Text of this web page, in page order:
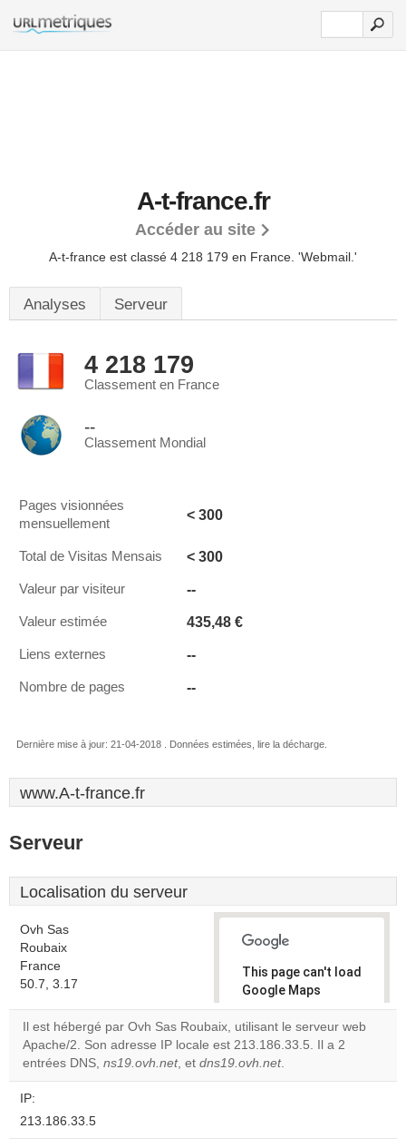
A-t-france.fr
Accéder au site
A-t-france est classé 4 218 179 en France. 'Webmail.'
Analyses Serveur
4 218 179
Classement en France
--
Classement Mondial
Pages visionnées
mensuellement
< 300
Total de Visitas Mensais < 300
Valeur par visiteur --
Valeur estimée 435,48 €
Liens externes --
Nombre de pages --
Dernière mise à jour: 21-04-2018 . Données estimées, lire la décharge.
www.A-t-france.fr
Serveur
Localisation du serveur
Ovh Sas
Roubaix
France
50.7, 3.17
This page can't load
Google Maps
correctly.
Do you
own this
Il est hébergé par Ovh Sas Roubaix, utilisant le serveur web
Apache/2. Son adresse IP locale est 213.186.33.5. Il a 2
entrées DNS, ns19.ovh.net, et dns19.ovh.net.
IP:
213.186.33.5